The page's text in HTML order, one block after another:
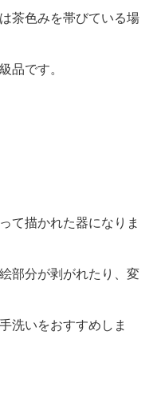
茶色みを帯びている場
品です。
て描かれた器になりま
部分が剥がれたり、変
洗いをおすすめしま